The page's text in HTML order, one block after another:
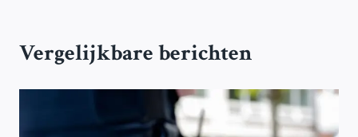
Vergelijkbare berichten